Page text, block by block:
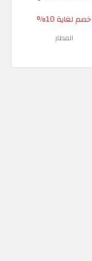
خصم لغاية 10%
المطار